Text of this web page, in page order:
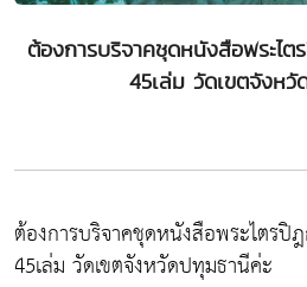
ต้องการบริจาคชุดหนังสือพระไ
45เล่ม วัดเขตจังหวั
ต้องการบริจาคชุดหนังสือพระไตร
45เล่ม วัดเขตจังหวัดปทุมธานีค่ะ